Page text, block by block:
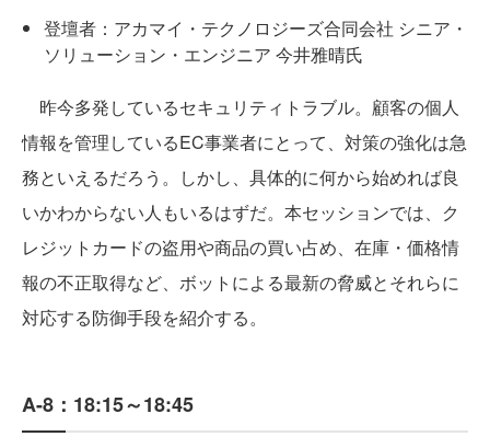
登壇者：アカマイ・テクノロジーズ合同会社 シニア・
ソリューション・エンジニア 今井雅晴氏
昨今多発しているセキュリティトラブル。顧客の個人
情報を管理しているEC事業者にとって、対策の強化は急
務といえるだろう。しかし、具体的に何から始めれば良
いかわからない人もいるはずだ。本セッションでは、ク
レジットカードの盗用や商品の買い占め、在庫・価格情
報の不正取得など、ボットによる最新の脅威とそれらに
対応する防御手段を紹介する。
A-8：18:15～18:45